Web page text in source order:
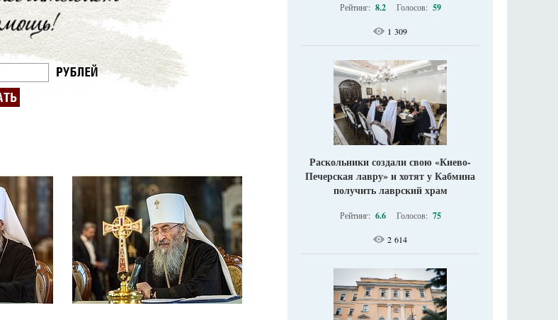
Рейтинг: 8.2 Голосов: 59
1 309
Раскольники создали свою «Киево-
Печерская лавру» и хотят у Кабмина
получить лаврский храм
Рейтинг: 6.6 Голосов: 75
2 614